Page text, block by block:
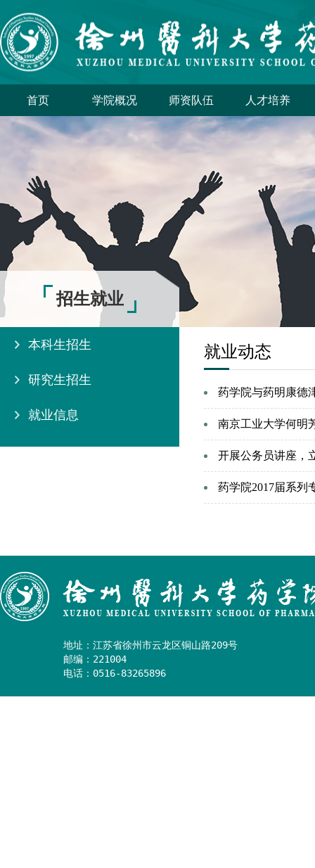
首页 学院概况 师资队伍 人才培养
招生就业
本科生招生
研究生招生
就业信息
就业动态
药学院与药明康德
南京工业大学何明
开展公务员讲座，
药学院2017届系列
地址：江苏省徐州市云龙区铜山路209号
邮编：221004
电话：0516-83265896